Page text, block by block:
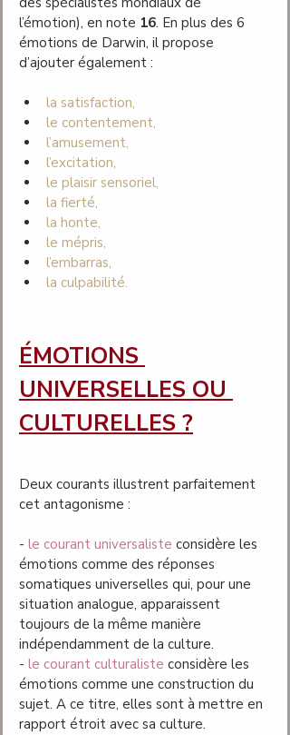
l’émotion), en note 16. En plus des 6
émotions de Darwin, il propose
d’ajouter également :
la satisfaction,
le contentement,
l’amusement,
l’excitation,
le plaisir sensoriel,
la fierté,
la honte,
le mépris,
l’embarras,
la culpabilité.
ÉMOTIONS
UNIVERSELLES OU
CULTURELLES ?
Deux courants illustrent parfaitement
cet antagonisme :
- le courant universaliste considère les
émotions comme des réponses
somatiques universelles qui, pour une
situation analogue, apparaissent
toujours de la même manière
indépendamment de la culture.
- le courant culturaliste considère les
émotions comme une construction du
sujet. A ce titre, elles sont à mettre en
rapport étroit avec sa culture.